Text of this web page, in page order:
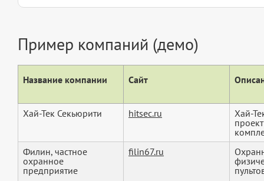
Пример компаний (демо)
Название компании Сайт
Хай-Тек Секьюрити hitsec.ru
Хай-
Филин, частное
охранное
предприятие
filin67.ru